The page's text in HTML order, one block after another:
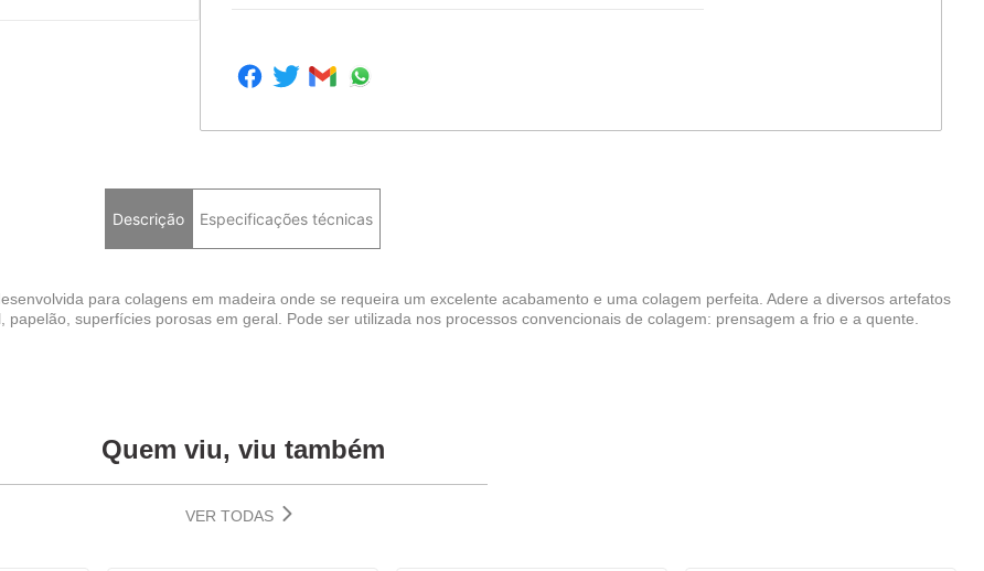
Descrição Especificações técnicas
para colagens em madeira onde se requeira um excelente acabamento e uma colagem perfeita. Adere a diversos artefatos
superfícies porosas em geral. Pode ser utilizada nos processos convencionais de colagem: prensagem a frio e a quente.
Quem viu, viu também
VER TODAS